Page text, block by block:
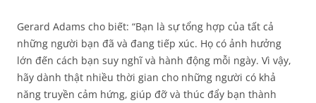
Gerard Adams cho biết: “Bạn là sự tổng hợp của tất cả
những người bạn đã và đang tiếp xúc. Họ có ảnh hưởng
lớn đến cách bạn suy nghĩ và hành động mỗi ngày. Vì vậy,
hãy dành thật nhiều thời gian cho những người có khả
năng truyền cảm hứng, giúp đỡ và thúc đẩy bạn thành